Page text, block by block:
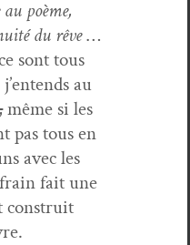
poème,
du rêve…
sont tous
au
même si les
pas tous en
avec les
fait une
con­stru­it